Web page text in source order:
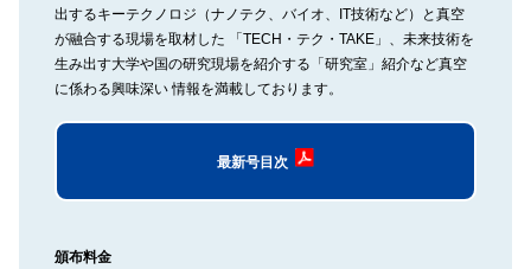
出するキーテクノロジ（ナノテク、バイオ、IT技術など）と真空
が融合する現場を取材した 「TECH・テク・TAKE」、未来技術を
生み出す大学や国の研究現場を紹介する「研究室」紹介など真空
に係わる興味深い 情報を満載しております。
最新号目次
頒布料金